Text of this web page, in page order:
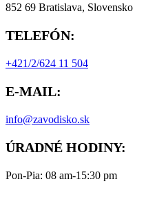
852 69 Bratislava, Slovensko
TELEFÓN:
+421/2/624 11 504
E-MAIL:
info@zavodisko.sk
ÚRADNÉ HODINY:
Pon-Pia: 08 am-15:30 pm